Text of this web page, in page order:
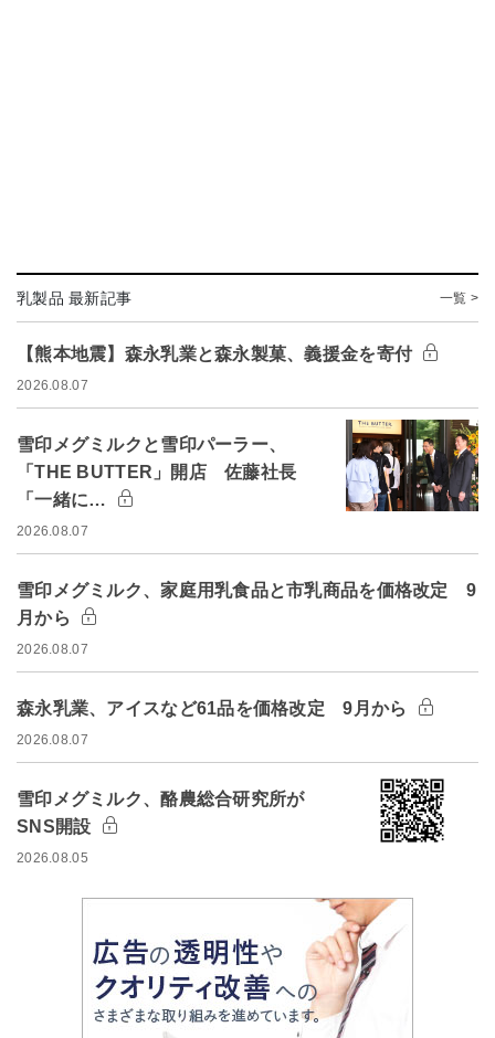
乳製品 最新記事 一覧 >
【熊本地震】森永乳業と森永製菓、義援金を寄付
2026.08.07
雪印メグミルクと雪印パーラー、
「THE BUTTER」開店 佐藤社長
「一緒に…
2026.08.07
雪印メグミルク、家庭用乳食品と市乳商品を価格改定 9
月から
2026.08.07
森永乳業、アイスなど61品を価格改定 9月から
2026.08.07
雪印メグミルク、酪農総合研究所が
SNS開設
2026.08.05